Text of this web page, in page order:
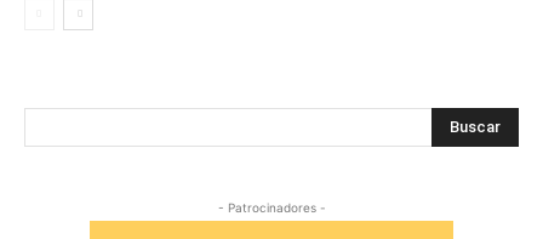
Buscar
- Patrocinadores -